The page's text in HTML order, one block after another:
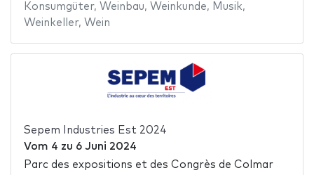
Konsumgüter, Weinbau, Weinkunde, Musik,
Weinkeller, Wein
Sepem Industries Est 2024
Vom 4 zu 6 Juni 2024
Parc des expositions et des Congrès de Colmar